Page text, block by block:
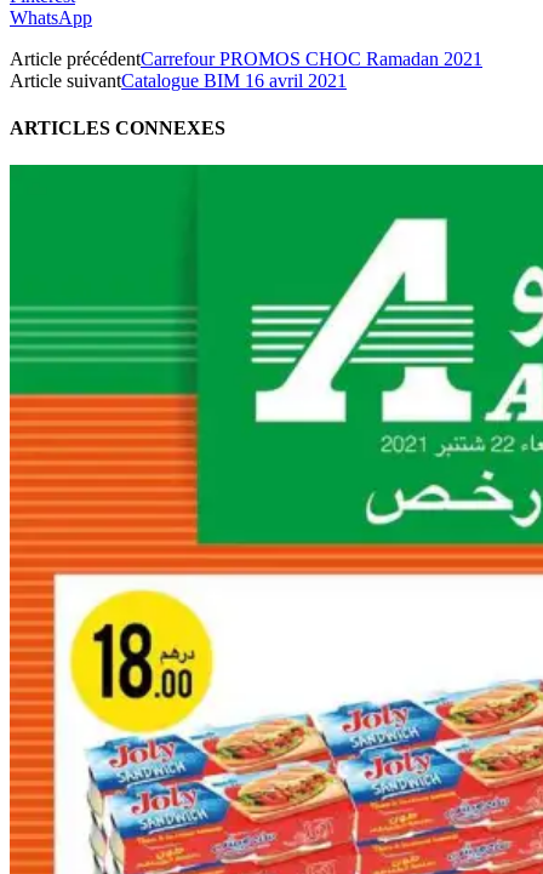
WhatsApp
Article précédentCarrefour PROMOS CHOC Ramadan 2021
Article suivantCatalogue BIM 16 avril 2021
ARTICLES CONNEXES